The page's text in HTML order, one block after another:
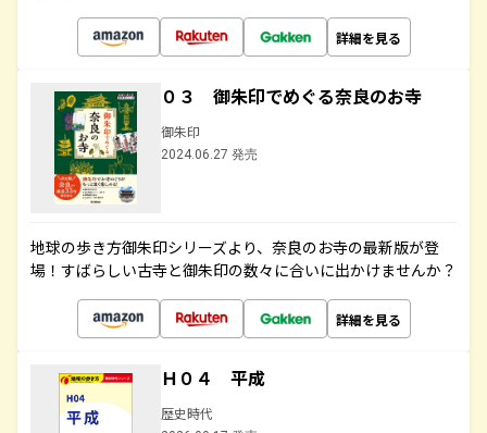
詳細を見る
０３ 御朱印でめぐる奈良のお寺
御朱印
2024.06.27 発売
地球の歩き方御朱印シリーズより、奈良のお寺の最新版が登
場！すばらしい古寺と御朱印の数々に合いに出かけませんか？
詳細を見る
Ｈ０４ 平成
歴史時代